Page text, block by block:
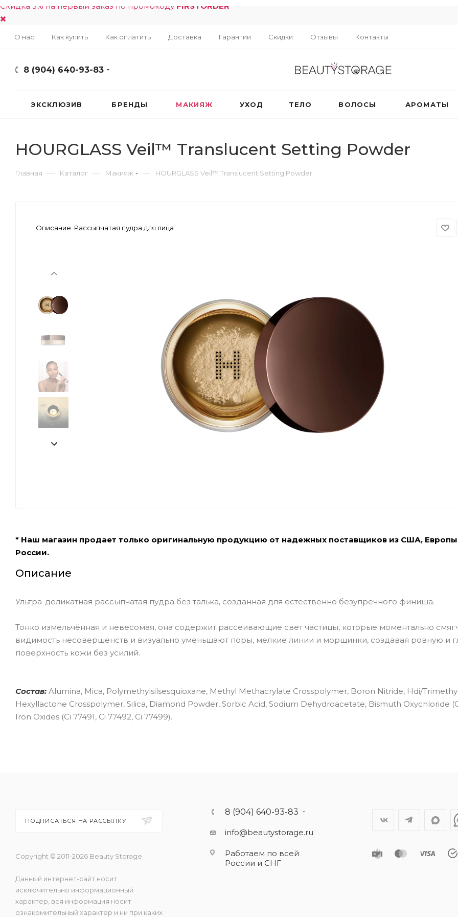
Скидка 5% на первый заказ по промокоду FIRSTORDER
О нас Как купить Как оплатить Доставка Гарантии Скидки Отзывы Контакты
8 (904) 640-93-83
ЭКСКЛЮЗИВ БРЕНДЫ МАКИЯЖ УХОД ТЕЛО ВОЛОСЫ АРОМАТЫ
HOURGLASS Veil™ Translucent Setting Powder
Главная — Каталог — Макияж — HOURGLASS Veil™ Translucent Setting Powder
Описание: Рассыпчатая пудра для лица
* Наш магазин продает только оригинальную продукцию от надежных поставщиков из США,
России.
Описание
Ультра-деликатная рассыпчатая пудра без талька, созданная для естественно безупречного финиша.
Тонко измельчённая и невесомая, она содержит рассеивающие свет частицы, которые моментально
видимость несовершенств и визуально уменьшают поры, мелкие линии и морщинки, создавая ровную и
поверхность кожи без усилий.
Состав: Alumina, Mica, Polymethylsilsesquioxane, Methyl Methacrylate Crosspolymer, Boron Nitride, Hdi/
Hexyllactone Crosspolymer, Silica, Diamond Powder, Sorbic Acid, Sodium Dehydroacetate, Bismuth Oxychloride
Iron Oxides (Ci 77491, Ci 77492, Ci 77499).
ПОДПИСАТЬСЯ НА РАССЫЛКУ
Copyright © 2011-2026 Beauty Storage
Данный интернет-сайт носит
исключительно информационный
характер, вся информация носит
ознакомительный характер и ни при каких
8 (904) 640-93-83
info@beautystorage.ru
Работаем по всей
России и СНГ